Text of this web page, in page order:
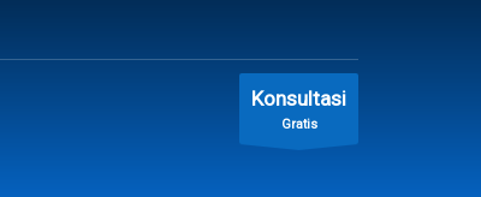
Konsultasi
Gratis